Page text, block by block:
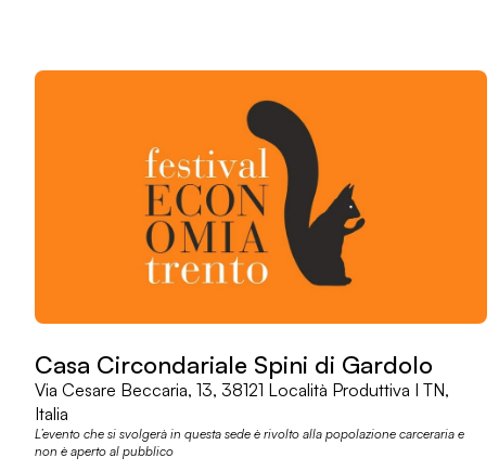
Casa Circondariale Spini di Gardolo
Via Cesare Beccaria, 13, 38121 Località Produttiva I TN,
Italia
L’evento che si svolgerà in questa sede è rivolto alla popolazione carceraria e
non è aperto al pubblico